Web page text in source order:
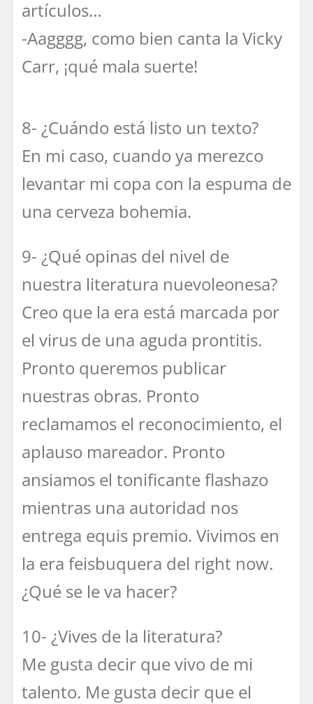
artículos…
-Aagggg, como bien canta la Vicky
Carr, ¡qué mala suerte!
8- ¿Cuándo está listo un texto?
En mi caso, cuando ya merezco
levantar mi copa con la espuma de
una cerveza bohemia.
9- ¿Qué opinas del nivel de
nuestra literatura nuevoleonesa?
Creo que la era está marcada por
el virus de una aguda prontitis.
Pronto queremos publicar
nuestras obras. Pronto
reclamamos el reconocimiento, el
aplauso mareador. Pronto
ansiamos el tonificante flashazo
mientras una autoridad nos
entrega equis premio. Vivimos en
la era feisbuquera del right now.
¿Qué se le va hacer?
10- ¿Vives de la literatura?
Me gusta decir que vivo de mi
talento. Me gusta decir que el